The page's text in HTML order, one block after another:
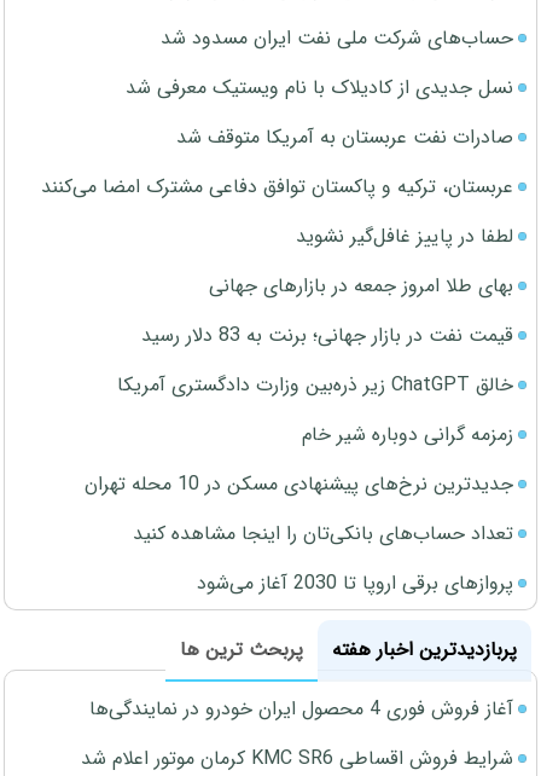
حساب‌های شرکت ملی نفت ایران مسدود شد
نسل جدیدی از کادیلاک با نام ویستیک معرفی شد
صادرات نفت عربستان به آمریکا متوقف شد
عربستان، ترکیه و پاکستان توافق دفاعی مشترک امضا می‌کنند
لطفا در پاییز غافل‌گیر نشوید
بهای طلا امروز جمعه در بازارهای جهانی
قیمت نفت در بازار جهانی؛ برنت به 83 دلار رسید
خالق ChatGPT زیر ذره‌بین وزارت دادگستری آمریکا
زمزمه گرانی دوباره شیر خام
جدیدترین نرخ‌های پیشنهادی مسکن در 10 محله تهران
تعداد حساب‌های بانکی‌تان را اینجا مشاهده کنید
پروازهای برقی اروپا تا 2030 آغاز می‌شود
پربازدیدترین اخبار هفته
پربحث ترین ها
آغاز فروش فوری 4 محصول ایران خودرو در نمایندگی‌ها
شرایط فروش اقساطی KMC SR6 کرمان موتور اعلام شد